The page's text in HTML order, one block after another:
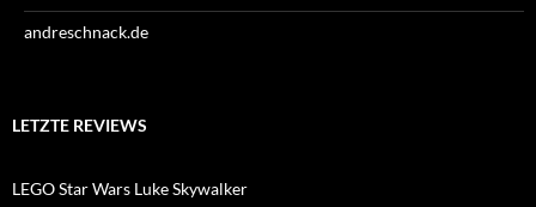
andreschnack.de
LETZTE REVIEWS
LEGO Star Wars Luke Skywalker